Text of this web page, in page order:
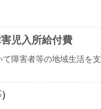
児入所給付費
障害者等の地域生活を